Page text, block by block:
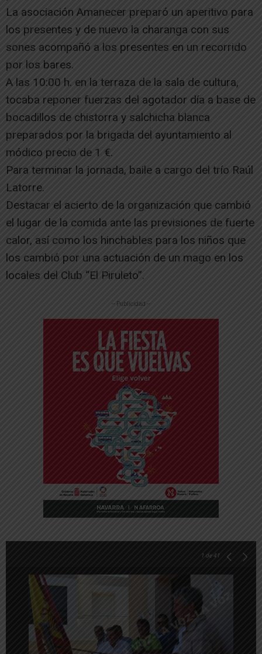
La asociación Amanecer preparó un aperitivo para
los presentes y de nuevo la charanga con sus
sones acompañó a los presentes en un recorrido
por los bares.
A las 10:00 h. en la terraza de la sala de cultura,
tocaba reponer fuerzas del agotador día a base de
bocadillos de chistorra y salchicha blanca
preparados por la brigada del ayuntamiento al
módico precio de 1 €.
Para terminar la jornada, baile a cargo del trío Raúl
Latorre.
Destacar el acierto de la organización que cambió
el lugar de la comida ante las previsiones de fuerte
calor, así como los hinchables para los niños que
los cambió por una actuación de un mago en los
locales del Club “El Piruleto”.
-- Publicidad --
1 de 41